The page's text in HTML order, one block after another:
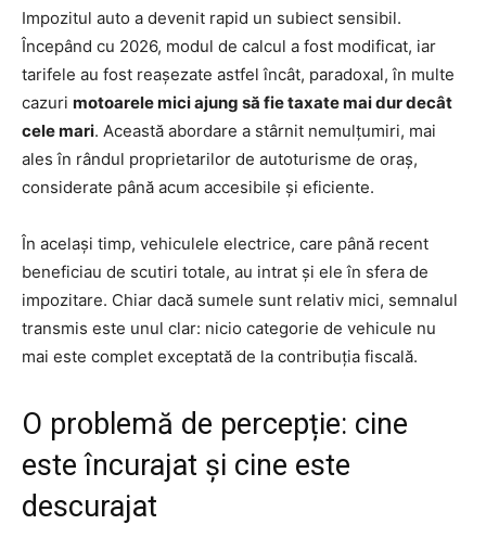
Impozitul auto a devenit rapid un subiect sensibil.
Începând cu 2026, modul de calcul a fost modificat, iar
tarifele au fost reașezate astfel încât, paradoxal, în multe
cazuri motoarele mici ajung să fie taxate mai dur decât
cele mari. Această abordare a stârnit nemulțumiri, mai
ales în rândul proprietarilor de autoturisme de oraș,
considerate până acum accesibile și eficiente.
În același timp, vehiculele electrice, care până recent
beneficiau de scutiri totale, au intrat și ele în sfera de
impozitare. Chiar dacă sumele sunt relativ mici, semnalul
transmis este unul clar: nicio categorie de vehicule nu
mai este complet exceptată de la contribuția fiscală.
O problemă de percepție: cine
este încurajat și cine este
descurajat